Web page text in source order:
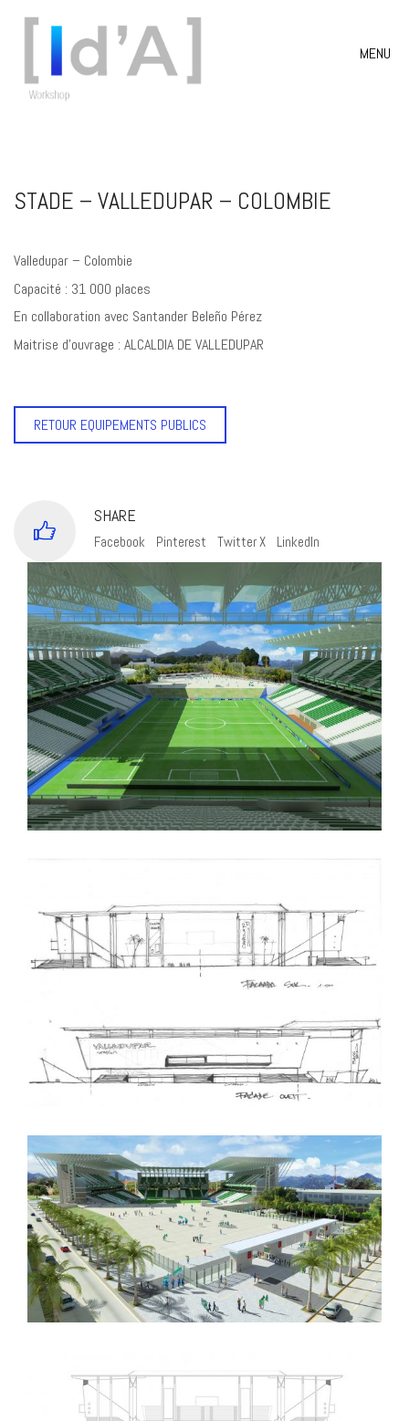
MENU
STADE – VALLEDUPAR – COLOMBIE
Valledupar – Colombie
Capacité : 31 000 places
En collaboration avec Santander Beleño Pérez
Maitrise d’ouvrage : ALCALDIA DE VALLEDUPAR
RETOUR EQUIPEMENTS PUBLICS
SHARE
Facebook Pinterest Twitter X LinkedIn